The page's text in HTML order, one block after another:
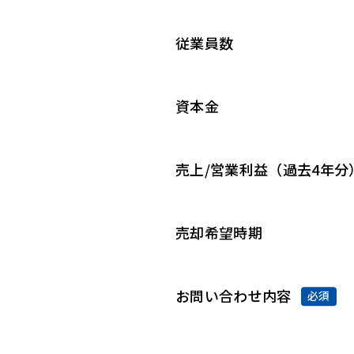
従業員数
資本金
売上/営業利益（過去4年分
売却希望時期
お問い合わせ内容 必須